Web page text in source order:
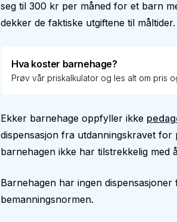
seg til 300 kr per måned for et barn
dekker de faktiske utgiftene til måltider.
Hva koster barnehage?
Prøv vår priskalkulator og les alt om pris
Ekker barnehage oppfyller ikke
dispensasjon fra utdanningskravet for
barnehagen ikke har tilstrekkelig med
Barnehagen har ingen
bemanningsnormen.